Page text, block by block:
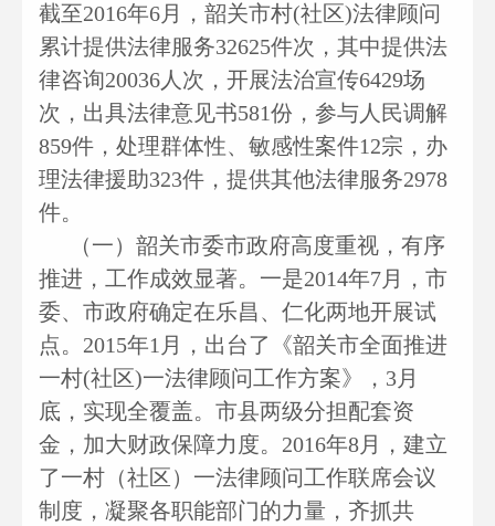
截至2016年6月，韶关市村(社区)法律顾问
累计提供法律服务32625件次，其中提供法
律咨询20036人次，开展法治宣传6429场
次，出具法律意见书581份，参与人民调解
859件，处理群体性、敏感性案件12宗，办
理法律援助323件，提供其他法律服务2978
件。
（一）韶关市委市政府高度重视，有序
推进，工作成效显著。一是2014年7月，市
委、市政府确定在乐昌、仁化两地开展试
点。2015年1月，出台了《韶关市全面推进
一村(社区)一法律顾问工作方案》，3月
底，实现全覆盖。市县两级分担配套资
金，加大财政保障力度。2016年8月，建立
了一村（社区）一法律顾问工作联席会议
制度，凝聚各职能部门的力量，齐抓共